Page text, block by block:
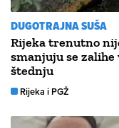
DUGOTRAJNA SUŠA
Rijeka trenutno
smanjuju se zalihe
štednju
Rijeka i PGŽ